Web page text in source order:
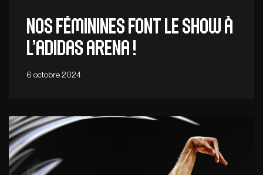
Nos féminines font le show à
l’adidas arena !
6 octobre 2024